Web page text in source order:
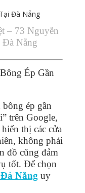
– 73 Nguyễn
Đà Nẵng
Ép Gần
ép gần
trên Google,
thị các cửa
không phải
đồ cũng đảm
tốt. Để chọn
Nẵng uy